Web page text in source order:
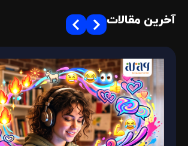
آخرین مقالات